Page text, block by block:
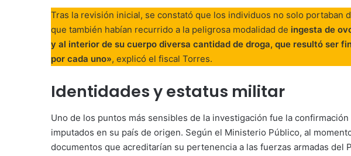
Tras la revisión inicial, se constató que los individuos no solo portaban
que también habían recurrido a la peligrosa modalidad de ingesta de
y al interior de su cuerpo diversa cantidad de droga, que resultó ser
por cada uno», explicó el fiscal Torres.
Identidades y estatus militar
Uno de los puntos más sensibles de la investigación fue la
imputados en su país de origen. Según el Ministerio Público, al
documentos que acreditarían su pertenencia a las fuerzas armadas del